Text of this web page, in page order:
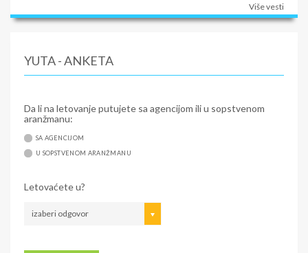
Više vesti
YUTA - ANKETA
Da li na letovanje putujete sa agencijom ili u sopstvenom
aranžmanu:
SA AGENCIJOM
U SOPSTVENOM ARANŽMANU
Letovaćete u?
izaberi odgovor